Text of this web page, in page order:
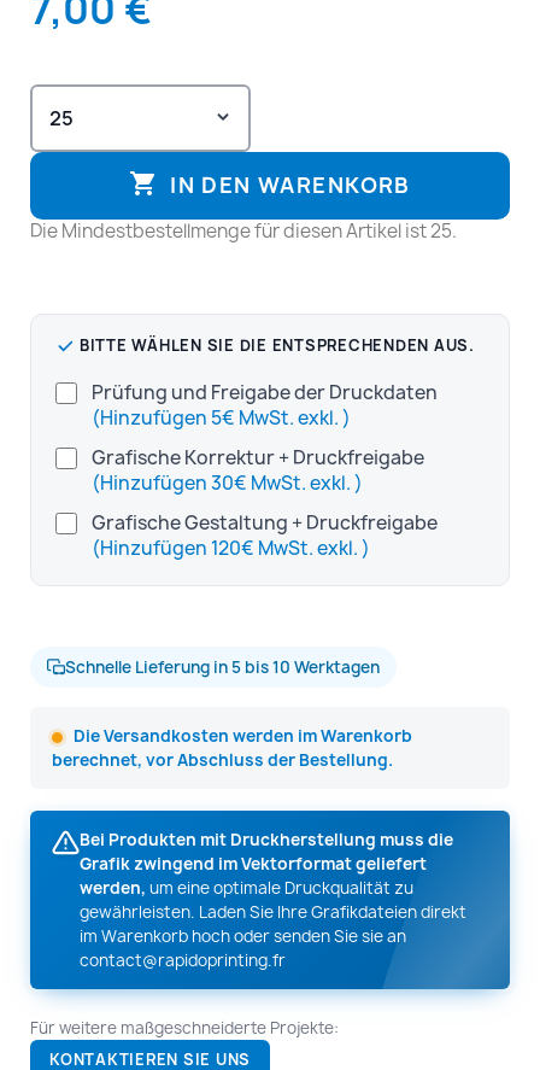
 IN DEN WARENKORB
Die Mindestbestellmenge für diesen Artikel ist 25.
BITTE WÄHLEN SIE DIE ENTSPRECHENDEN AUS.
Prüfung und Freigabe der Druckdaten
(Hinzufügen 5€ MwSt. exkl. )
Grafische Korrektur + Druckfreigabe
(Hinzufügen 30€ MwSt. exkl. )
Grafische Gestaltung + Druckfreigabe
(Hinzufügen 120€ MwSt. exkl. )
Schnelle Lieferung in 5 bis 10 Werktagen
Die Versandkosten werden im Warenkorb
berechnet, vor Abschluss der Bestellung.
Bei Produkten mit Druckherstellung muss die
Grafik zwingend im Vektorformat geliefert
werden, um eine optimale Druckqualität zu
gewährleisten. Laden Sie Ihre Grafikdateien direkt
im Warenkorb hoch oder senden Sie sie an
contact@rapidoprinting.fr
Für weitere maßgeschneiderte Projekte:
KONTAKTIEREN SIE UNS